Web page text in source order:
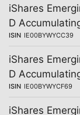
iShares
D
ISIN IE00BYWYCC39
iShares
D
ISIN IE00BYWYCF69
iShares